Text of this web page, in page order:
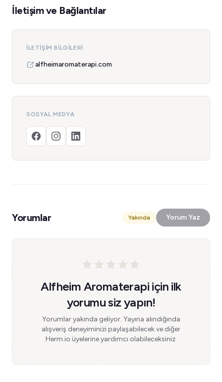
İletişim ve Bağlantılar
İLETIŞIM BILGILERI
alfheimaromaterapi.com
SOSYAL MEDYA
Yorumlar Yakında Yorum Yaz
Alfheim Aromaterapi için ilk
yorumu siz yapın!
Yorumlar yakında geliyor. Yayına alındığında
alışveriş deneyiminizi paylaşabilecek ve diğer
Herm.io üyelerine yardımcı olabileceksiniz.